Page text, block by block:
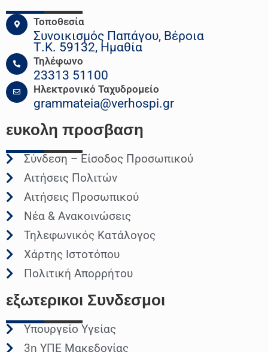
Τοποθεσία
Συνοικισμός Παπάγου, Βέροια
Τ.Κ. 59132, Ημαθία
Τηλέφωνο
23313 51100
Ηλεκτρονικό Ταχυδρομείο
grammateia@verhospi.gr
ευκολη προσβαση
Σύνδεση – Είσοδος Προσωπικού
Αιτήσεις Πολιτών
Αιτήσεις Προσωπικού
Νέα & Ανακοινώσεις
Τηλεφωνικός Κατάλογος
Χάρτης Ιστοτόπου
Πολιτική Απορρήτου
εξωτερικοι Συνδεσμοι
Υπουργείο Υγείας
3η ΥΠΕ Μακεδονίας